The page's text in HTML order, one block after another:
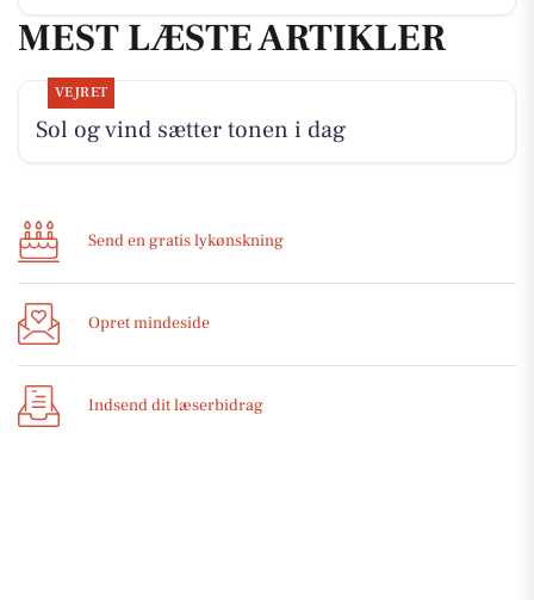
MEST LÆSTE ARTIKLER
VEJRET
Sol og vind sætter tonen i dag
Send en gratis lykønskning
Opret mindeside
Indsend dit læserbidrag